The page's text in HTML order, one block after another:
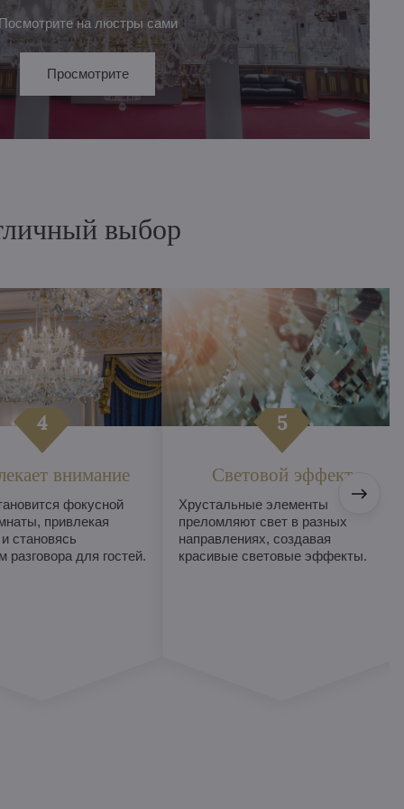
Посмотрите на люстры сами
Просмотрите
выбор
внимание
фокусной
привлекая
становясь
разговора для гостей.
Световой эффект
Хрустальные элементы
преломляют свет в разных
направлениях, создавая
красивые световые эффекты.